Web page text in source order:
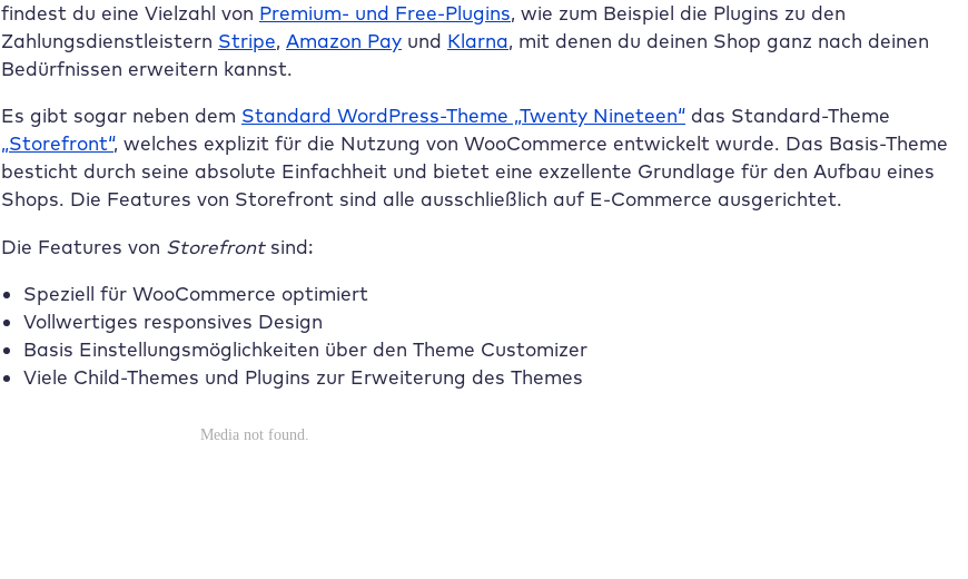
findest du eine Vielzahl von Premium- und Free-Plugins, wie zum Beispiel die Plugins zu den
Zahlungsdienstleistern Stripe, Amazon Pay und Klarna, mit denen du deinen Shop ganz nach deinen
Bedürfnissen erweitern kannst.
Es gibt sogar neben dem Standard WordPress-Theme „Twenty Nineteen“ das Standard-Theme
„Storefront“, welches explizit für die Nutzung von WooCommerce entwickelt wurde. Das Basis-Theme
besticht durch seine absolute Einfachheit und bietet eine exzellente Grundlage für den Aufbau eines
Shops. Die Features von Storefront sind alle ausschließlich auf E-Commerce ausgerichtet.
Die Features von Storefrontsind:
Speziell für WooCommerce optimiert
Vollwertiges responsives Design
Basis Einstellungsmöglichkeiten über den Theme Customizer
Viele Child-Themes und Plugins zur Erweiterung des Themes